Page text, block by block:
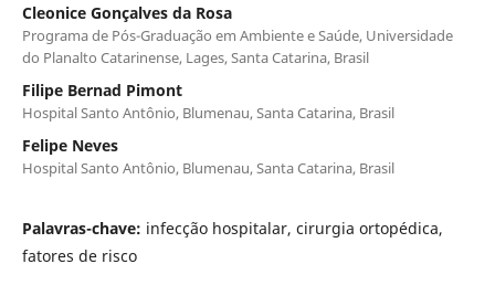
Cleonice Gonçalves da Rosa
Programa de Pós-Graduação em Ambiente e Saúde, Universidade
do Planalto Catarinense, Lages, Santa Catarina, Brasil
Filipe Bernad Pimont
Hospital Santo Antônio, Blumenau, Santa Catarina, Brasil
Felipe Neves
Hospital Santo Antônio, Blumenau, Santa Catarina, Brasil
Palavras-chave: infecção hospitalar, cirurgia ortopédica,
fatores de risco